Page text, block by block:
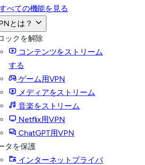
べての機能を見る
とは？
ックを解除
コンテンツをストリーム
する
ゲーム用VPN
メディアをストリーム
音楽をストリーム
Netflix用VPN
ChatGPT用VPN
タを保護
インターネットプライバ